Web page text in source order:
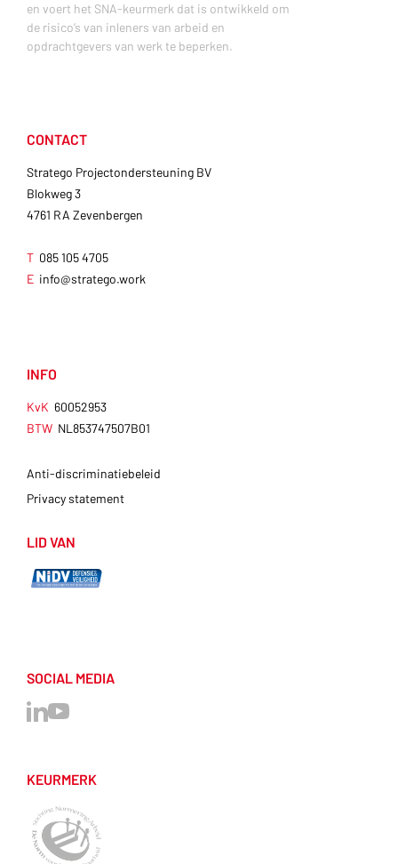
en voert het SNA-keurmerk dat is ontwikkeld om
de risico’s van inleners van arbeid en
opdrachtgevers van werk te beperken.
CONTACT
Stratego Projectondersteuning BV
Blokweg 3
4761 RA Zevenbergen
T 085 105 4705
E info@stratego.work
INFO
KvK 60052953
BTW NL853747507B01
Anti-discriminatiebeleid
Privacy statement
LID VAN
SOCIAL MEDIA
KEURMERK